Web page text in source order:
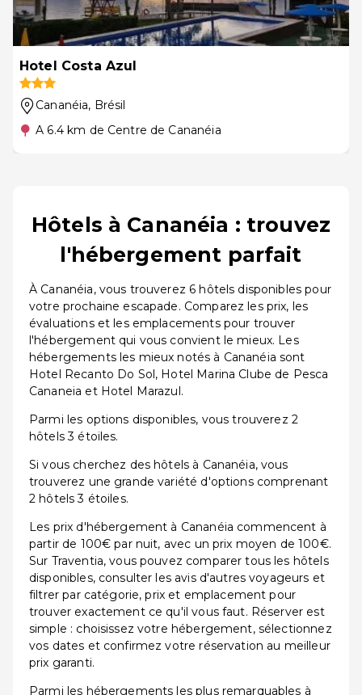
Hotel Costa Azul
Cananéia, Brésil
A 6.4 km de Centre de Cananéia
Hôtels à Cananéia : trouvez
l'hébergement parfait
À Cananéia, vous trouverez 6 hôtels disponibles pour
votre prochaine escapade. Comparez les prix, les
évaluations et les emplacements pour trouver
l'hébergement qui vous convient le mieux. Les
hébergements les mieux notés à Cananéia sont
Hotel Recanto Do Sol, Hotel Marina Clube de Pesca
Cananeia et Hotel Marazul.
Parmi les options disponibles, vous trouverez 2
hôtels 3 étoiles.
Si vous cherchez des hôtels à Cananéia, vous
trouverez une grande variété d'options comprenant
2 hôtels 3 étoiles.
Les prix d'hébergement à Cananéia commencent à
partir de 100€ par nuit, avec un prix moyen de 100€.
Sur Traventia, vous pouvez comparer tous les hôtels
disponibles, consulter les avis d'autres voyageurs et
filtrer par catégorie, prix et emplacement pour
trouver exactement ce qu'il vous faut. Réserver est
simple : choisissez votre hébergement, sélectionnez
vos dates et confirmez votre réservation au meilleur
prix garanti.
Parmi les hébergements les plus remarquables à